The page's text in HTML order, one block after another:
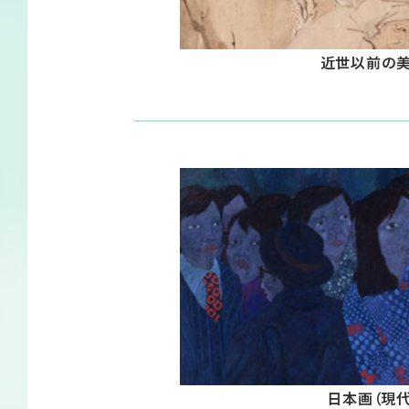
近世以前の
日本画（現